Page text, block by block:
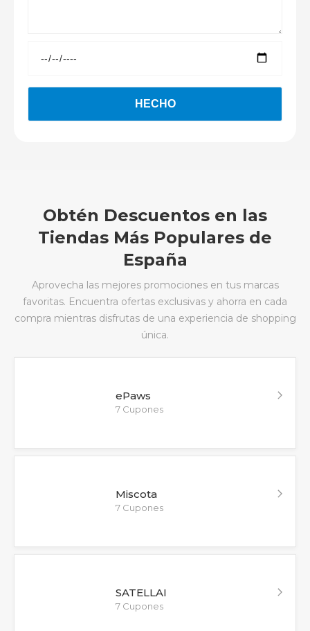
Obtén Descuentos en las
Tiendas Más Populares de
España
Aprovecha las mejores promociones en tus marcas
favoritas. Encuentra ofertas exclusivas y ahorra en cada
compra mientras disfrutas de una experiencia de shopping
única.
ePaws
7 Cupones
Miscota
7 Cupones
SATELLAI
7 Cupones